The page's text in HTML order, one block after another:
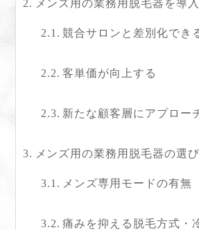
メンズ用の業務用脱毛器を導
競合サロンと差別化でき
客単価が向上する
新たな顧客層にアプロー
メンズ用の業務用脱毛器の選
メンズ専用モードの有無
痛みを抑える脱毛方式・